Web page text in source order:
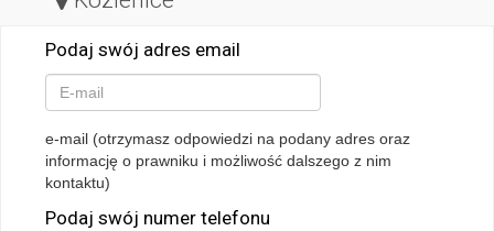
Podaj swój adres email
e-mail (otrzymasz odpowiedzi na podany adres oraz
informację o prawniku i możliwość dalszego z nim
kontaktu)
Podaj swój numer telefonu